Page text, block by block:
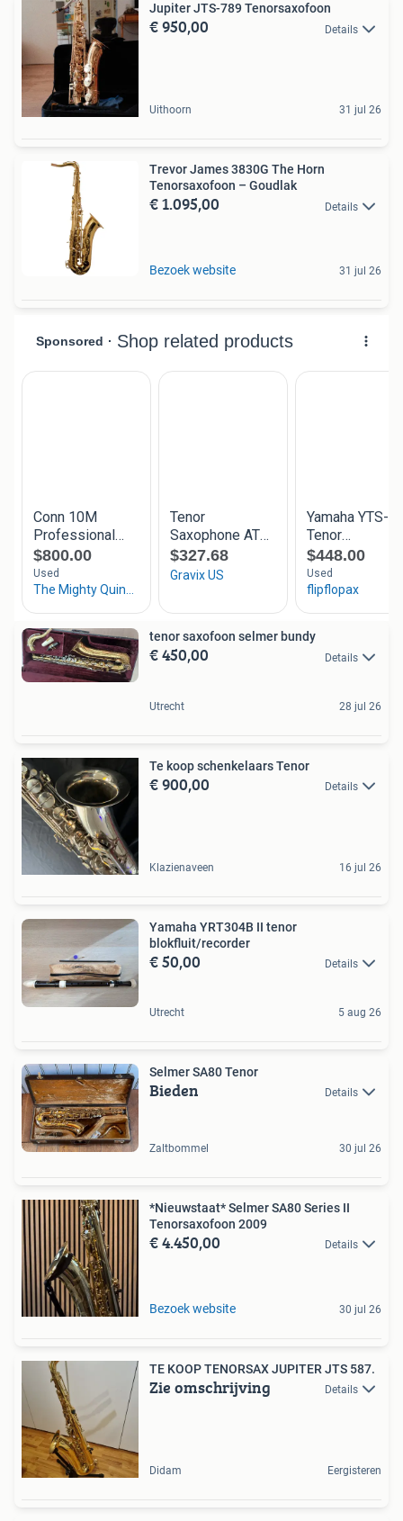
Jupiter JTS-789 Tenorsaxofoon
€ 950,00 Details
Uithoorn 31 jul 26
Trevor James 3830G The Horn
Tenorsaxofoon – Goudlak
€ 1.095,00 Details
Bezoek website 31 jul 26
tenor saxofoon selmer bundy
€ 450,00 Details
Utrecht 28 jul 26
Te koop schenkelaars Tenor
€ 900,00 Details
Klazienaveen 16 jul 26
Yamaha YRT304B II tenor
blokfluit/recorder
€ 50,00 Details
Utrecht 5 aug 26
Selmer SA80 Tenor
Bieden Details
Zaltbommel 30 jul 26
*Nieuwstaat* Selmer SA80 Series II
Tenorsaxofoon 2009
€ 4.450,00 Details
Bezoek website 30 jul 26
TE KOOP TENORSAX JUPITER JTS 587.
Zie omschrijving Details
Didam Eergisteren